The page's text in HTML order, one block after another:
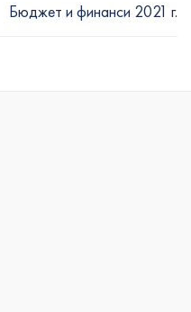
Бюджет и финанси 2021 г.